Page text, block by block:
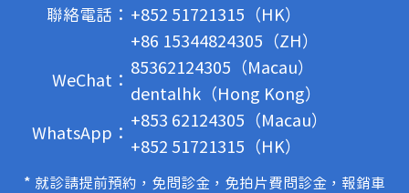
聯絡電話： +852 51721315（HK）
+86 15344824305（ZH）
WeChat：
85362124305（Macau）
dentalhk（Hong Kong）
WhatsApp：
+853 62124305（Macau）
+852 51721315（HK）
* 就診請提前預約，免問診金，免拍片費問診金，報銷車